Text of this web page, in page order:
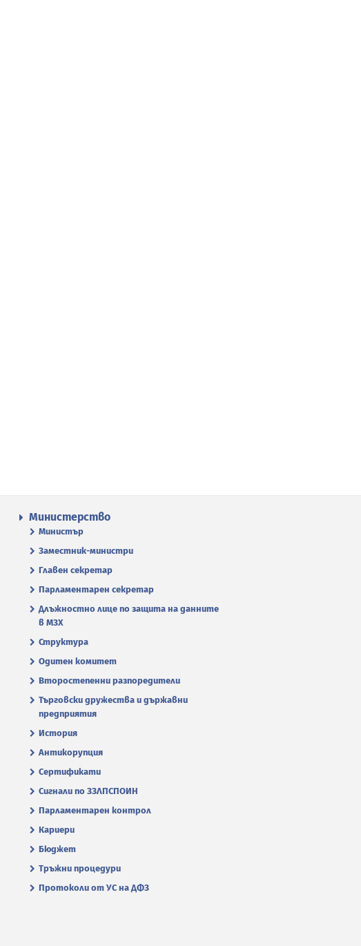
Министерство
Министър
Заместник-министри
Главен секретар
Парламентарен секретар
Длъжностно лице по защита на данните
в МЗХ
Структура
Одитен комитет
Второстепенни разпоредители
Търговски дружества и държавни
предприятия
История
Антикорупция
Сертификати
Сигнали по ЗЗЛПСПОИН
Парламентарен контрол
Кариери
Бюджет
Тръжни процедури
Протоколи от УС на ДФЗ